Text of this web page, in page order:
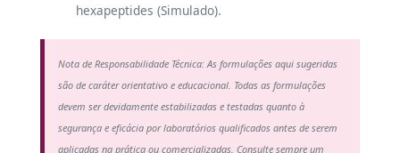
hexapeptides (Simulado).
Nota de Responsabilidade Técnica: As formulações aqui sugeridas
são de caráter orientativo e educacional. Todas as formulações
devem ser devidamente estabilizadas e testadas quanto à
segurança e eficácia por laboratórios qualificados antes de serem
aplicadas na prática ou comercializadas. Consulte sempre um